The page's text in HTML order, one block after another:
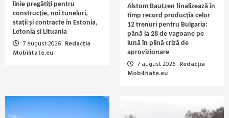
linie pregătiți pentru
construcție, noi tuneluri,
stații și contracte în Estonia,
Letonia și Lituania
7 august 2026 Redacția
Mobilitate.eu
Alstom Bautzen finalizează în
timp record producția celor
12 trenuri pentru Bulgaria:
până la 28 de vagoane pe
lună în plină criză de
aprovizionare
7 august 2026 Redacția
Mobilitate.eu